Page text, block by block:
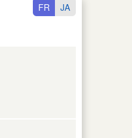
FR JA